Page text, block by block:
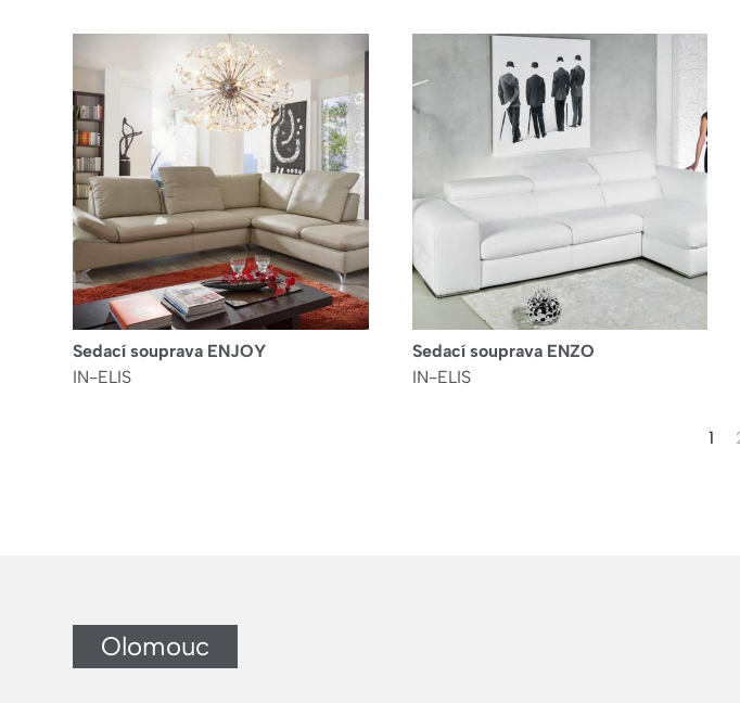
Sedací souprava ENJOY
IN-ELIS
Sedací souprava ENZO
IN-ELIS
1
Olomouc